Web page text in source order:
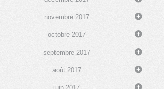
novembre 2017
octobre 2017
septembre 2017
août 2017